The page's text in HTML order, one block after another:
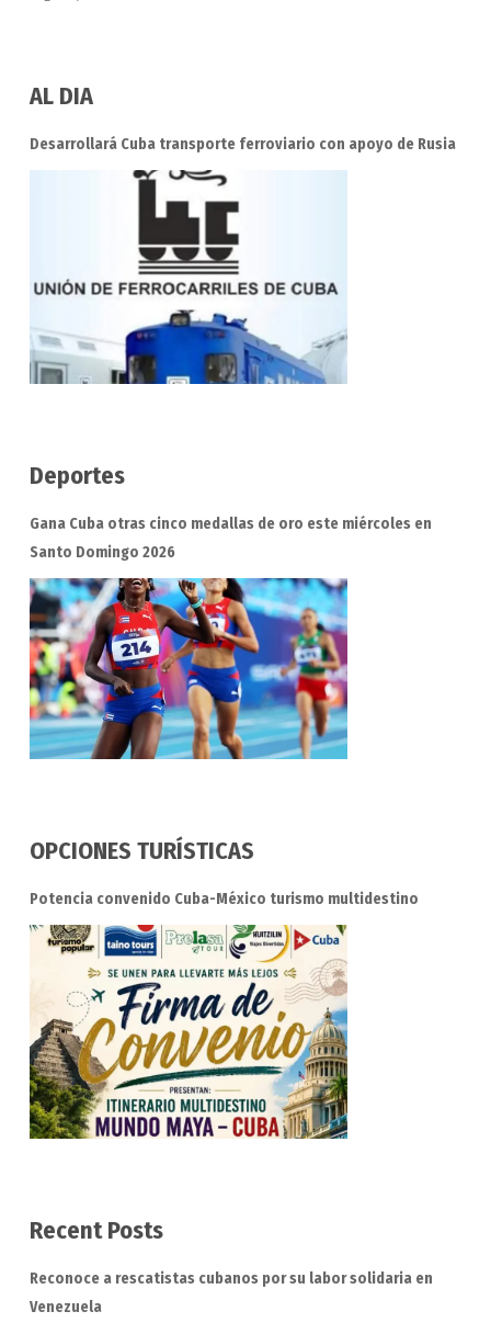
AL DIA
Desarrollará Cuba transporte ferroviario con apoyo de Rusia
Deportes
Gana Cuba otras cinco medallas de oro este miércoles en
Santo Domingo 2026
OPCIONES TURÍSTICAS
Potencia convenido Cuba-México turismo multidestino
Recent Posts
Reconoce a rescatistas cubanos por su labor solidaria en
Venezuela